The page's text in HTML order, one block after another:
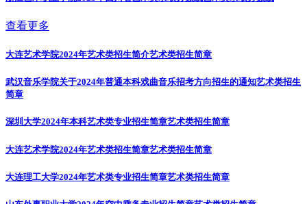
查看更多
大连艺术学院2024年艺术类招生简介艺术类招生简章
武汉音乐学院关于2024年普通本科戏曲音乐招考方向招生的通知艺术类招生
简章
深圳大学2024年本科艺术类专业招生简章艺术类招生简章
大连艺术学院2024年艺术类招生简章艺术类招生简章
大连理工大学2024年艺术类专业招生简章艺术类招生简章